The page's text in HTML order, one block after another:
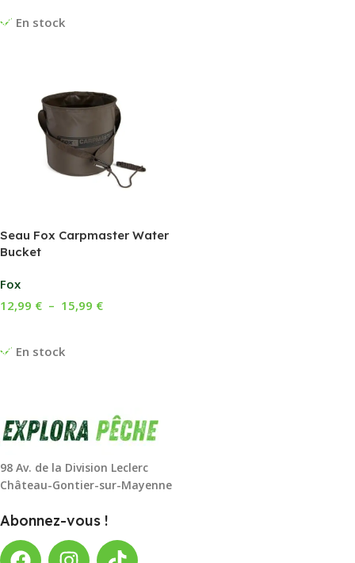
En stock
Seau Fox Carpmaster Water
Bucket
Fox
En stock
12,99 € – 15,99 €
98 Av. de la Division Leclerc
Château-Gontier-sur-Mayenne
Abonnez-vous !